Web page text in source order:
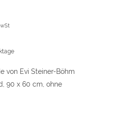
von Evi Steiner-Böhm
90 x 60 cm, ohne